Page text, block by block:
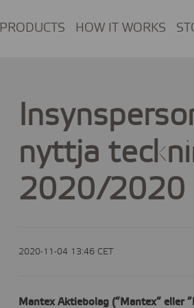
PRODUCTS HOW IT WORKS
nyttja
2020/2020
2020-11-04 13:46 CET
Mantex Aktiebolag (”Mantex” eller